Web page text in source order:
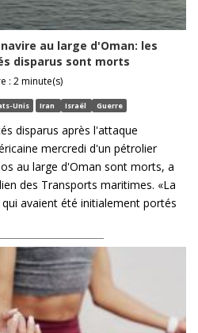
au large d'Oman: les
disparus sont morts
: 2 minute(s)
Unis Iran Israël Guerre
disparus après l'attaque
mercredi d'un pétrolier
au large d'Oman sont morts, a
des Transports maritimes. «La
avaient été initialement portés